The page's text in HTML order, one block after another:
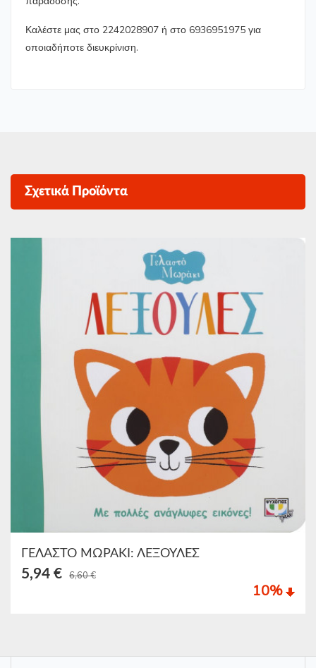
Καλέστε μας στο 2242028907 ή στο 6936951975 για
οποιαδήποτε διευκρίνιση.
Σχετικά Προϊόντα
ΓΕΛΑΣΤΟ ΜΩΡΑΚΙ: ΛΕΞΟΥΛΕΣ
5,94 € 6,60 €
10%